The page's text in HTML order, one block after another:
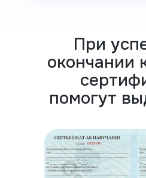
При
окончании
помогут